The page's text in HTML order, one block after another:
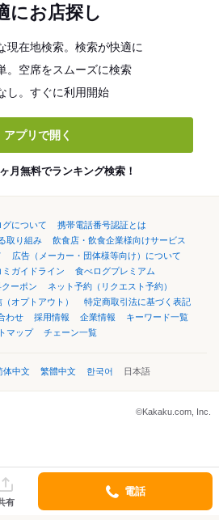
にお店探し
現在地検索。検索が快適に
。空席をスムーズに検索
し。すぐに利用開始
アプリで開く
月無料でランキング検索！
グについて
携帯電話番号認証とは
取り組み
飲食店・飲食企業様向けサービス
広告（メーカー・団体様等向け）について
ミガイドライン
食べログプレミアム
ーポン
ネット予約（リクエスト予約）
オプトアウト）
特定商取引法に基づく表記
わせ 採用情報 企業情報
キーワード一覧
マップ
チェーン一覧
体中文 繁體中文 한국어 日本語
©Kakaku.com, Inc.
有
電話